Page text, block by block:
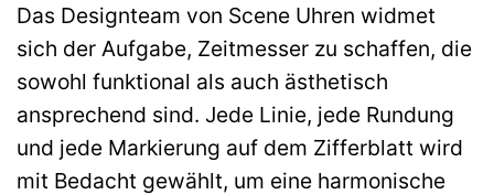
Das Designteam von Scene Uhren widmet
sich der Aufgabe, Zeitmesser zu schaffen, die
sowohl funktional als auch ästhetisch
ansprechend sind. Jede Linie, jede Rundung
und jede Markierung auf dem Zifferblatt wird
mit Bedacht gewählt, um eine harmonische